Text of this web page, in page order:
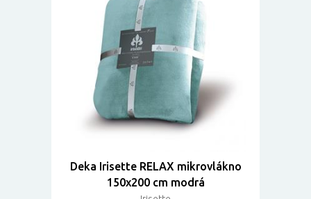
Deka Irisette RELAX mikrovlákno
150x200 cm modrá